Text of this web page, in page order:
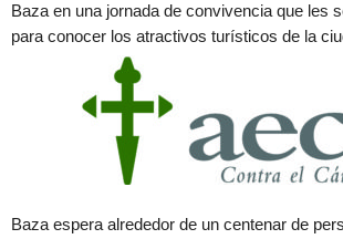
Baza en una jornada de convivencia que les
para conocer los atractivos turísticos de la
Baza espera alrededor de un centenar de